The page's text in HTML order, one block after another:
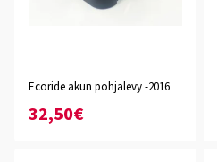
Ecoride akun pohjalevy -2016
32,50€